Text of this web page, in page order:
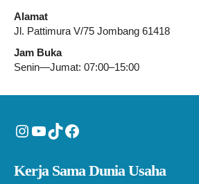
Alamat
Jl. Pattimura V/75 Jombang 61418
Jam Buka
Senin—Jumat: 07:00–15:00
Instagram
YouTube
TikTokFacebook
Kerja Sama Dunia Usaha